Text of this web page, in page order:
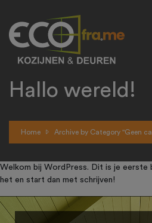
Hallo wereld!
Home Archive by Category "Geen
Welkom bij WordPress. Dit is je
het en start dan met schrijven!